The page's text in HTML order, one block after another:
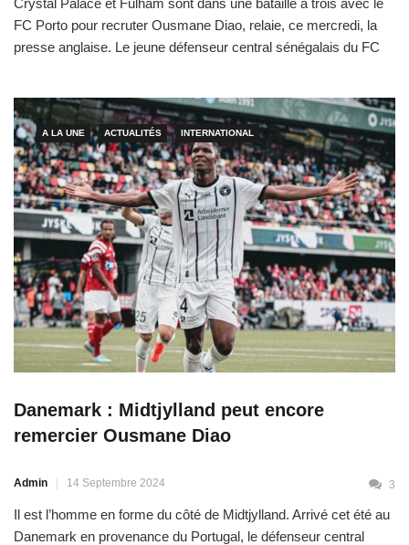
FC Porto pour recruter Ousmane Diao, relaie, ce mercredi, la
presse anglaise. Le jeune défenseur central sénégalais du FC
Crystal Palace est dans l’urgence depuis le […]
A LA UNE ACTUALITÉS INTERNATIONAL
Danemark : Midtjylland peut encore
remercier Ousmane Diao
Admin 14 Septembre 2024 3
Il est l’homme en forme du côté de Midtjylland. Arrivé cet été au
Danemark en provenance du Portugal, le défenseur central